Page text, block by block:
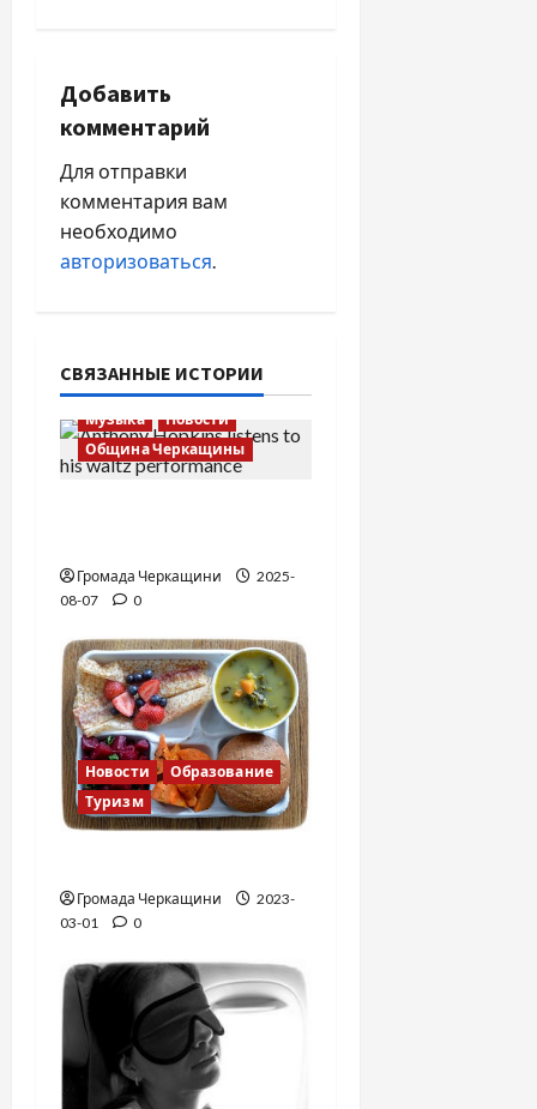
ц
и
я
п
з
а
п
с
я
м
Добавить
комментарий
Для отправки
комментария вам
необходимо
авторизоваться.
СВЯЗАННЫЕ ИСТОРИИ
Музыка
Новости
Община Черкащины
Громада Черкащини
2025-
08-07
0
Новости
Образование
Туризм
Громада Черкащини
2023-
03-01
0